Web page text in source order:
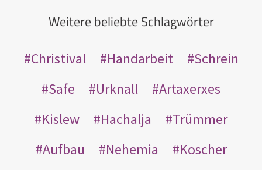
Weitere beliebte Schlagwörter
Christival Handarbeit
Schrein
Safe
Urknall
Artaxerxes
Kislew
Hachalja
Trümmer
Aufbau
Nehemia
Koscher